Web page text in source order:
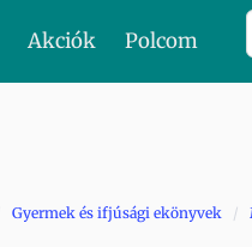
Akciók Polcom
Gyermek és ifjúsági ekönyvek